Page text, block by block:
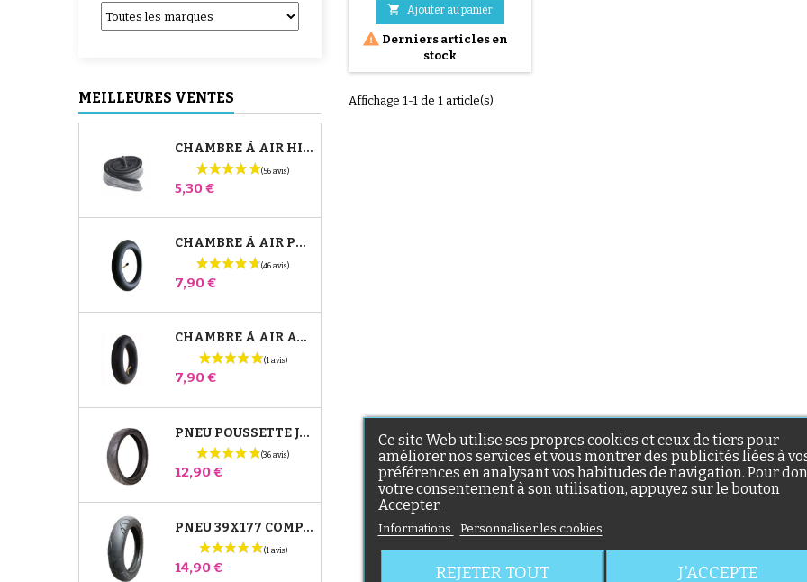
MEILLEURES VENTES
CHAMBRE À AIR HIGH TREK BÉBÉ CONFORT
Prix
5,30 €
CHAMBRE À AIR POUSSETTE JANÉ SLALOM PRO ET POWERTWIN
Prix
7,90 €
CHAMBRE À AIR AVANT POUSSETTE BUGABOO DONKEY
Prix
7,90 €
PNEU POUSSETTE JANÉ SLALOM PRO ET POWERTWIN
Prix
12,90 €
PNEU 39X177 COMPATIBLE POUSSETTE BUGABOO DONKEY - POUR ROUE AVANT
Prix
14,90 €
manquant). Testé, 100 %
fonctionnel. Égouttoir
d'origine, compatible avec le
stérilisateur vapeur 2 en 1
Babymoov Turbo Steam Plus,
hygiénique des biberons et
 Ajouter au panier
 Derniers articles en
stock
Affichage 1-1 de 1 article(s)
Ce site Web utilise ses propres cookies et ceux de tiers pour
améliorer nos services et vous montrer des publicités liées à
préférences en analysant vos habitudes de navigation. Pour
votre consentement à son utilisation, appuyez sur le bouton
Accepter.
Informations Personnaliser les cookies
REJETER TOUT J'ACCEPTE